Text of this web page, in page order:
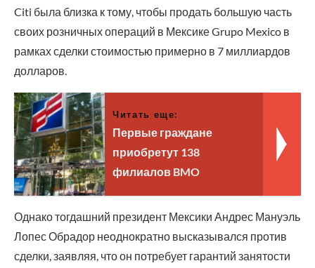
Citi была близка к тому, чтобы продать большую часть
своих розничных операций в Мексике Grupo Mexico в
рамках сделки стоимостью примерно в 7 миллиардов
долларов.
Читать еще:
Первые граждане
приобретут 138
филиалов BMO
Однако тогдашний президент Мексики Андрес Мануэль
Лопес Обрадор неоднократно высказывался против
сделки, заявляя, что он потребует гарантий занятости